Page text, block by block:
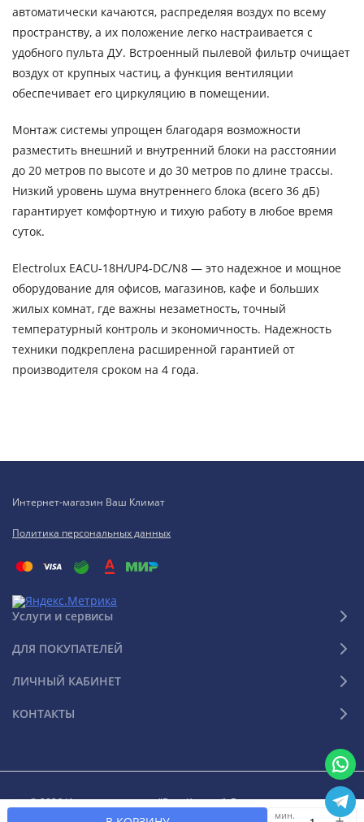
мин.
автоматически качаются, распределяя воздух по всему
пространству, а их положение легко настраивается с
удобного пульта ДУ. Встроенный пылевой фильтр очищает
воздух от крупных частиц, а функция вентиляции
обеспечивает его циркуляцию в помещении.
Монтаж системы упрощен благодаря возможности
разместить внешний и внутренний блоки на расстоянии
до 20 метров по высоте и до 30 метров по длине трассы.
Низкий уровень шума внутреннего блока (всего 36 дБ)
гарантирует комфортную и тихую работу в любое время
суток.
Electrolux EACU-18H/UP4-DC/N8 — это надежное и мощное
оборудование для офисов, магазинов, кафе и больших
жилых комнат, где важны незаметность, точный
температурный контроль и экономичность. Надежность
техники подкреплена расширенной гарантией от
производителя сроком на 4 года.
Интернет-магазин Ваш Климат
Политика персональных данных
Услуги и сервисы
ДЛЯ ПОКУПАТЕЛЕЙ
ЛИЧНЫЙ КАБИНЕТ
КОНТАКТЫ
© 2026 Интернет-магазин "Ваш Климат". Все права защищены